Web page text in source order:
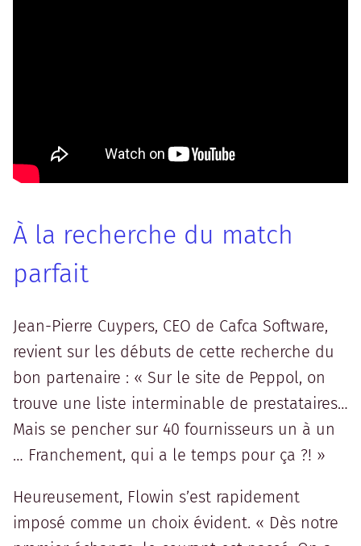
À la recherche du match
parfait
Jean-Pierre Cuypers, CEO de Cafca Software,
revient sur les débuts de cette recherche du
bon partenaire : « Sur le site de Peppol, on
trouve une liste interminable de prestataires…
Mais se pencher sur 40 fournisseurs un à un
… Franchement, qui a le temps pour ça ?! »
Heureusement, Flowin s’est rapidement
imposé comme un choix évident. « Dès notre